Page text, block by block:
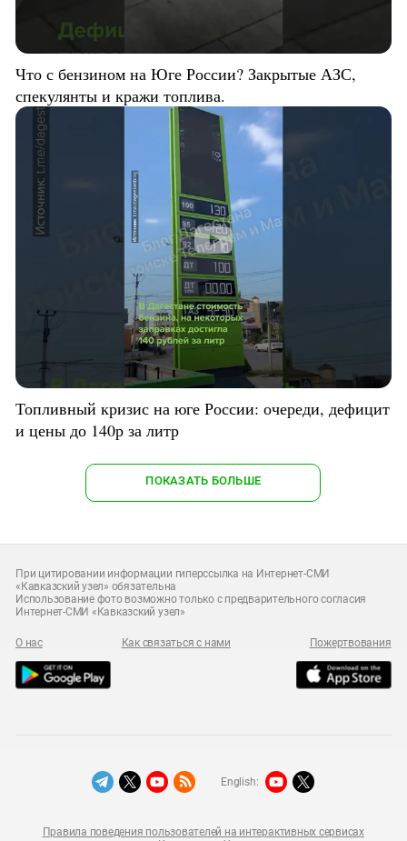
Что с бензином на Юге России? Закрытые АЗС,
спекулянты и кражи топлива.
Топливный кризис на юге России: очереди, дефицит
и цены до 140р за литр
ПОКАЗАТЬ БОЛЬШЕ
При цитировании информации гиперссылка на Интернет-СМИ
«Кавказский узел» обязательна
Использование фото возможно только с предварительного согласия
Интернет-СМИ «Кавказский узел»
О нас Как связаться с нами Пожертвования
Правила поведения пользователей на интерактивных сервисах
English: